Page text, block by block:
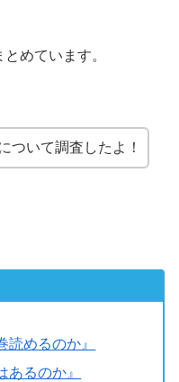
めています。
ついて調査したよ！
読めるのか』
あるのか』